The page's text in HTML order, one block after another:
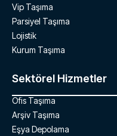
Vip Taşıma
Parsiyel Taşıma
Lojistik
Kurum Taşıma
Sektörel Hizmetler
Ofis Taşıma
Arşiv Taşıma
Eşya Depolama